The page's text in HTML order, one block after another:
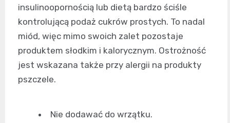
insulinoopornością lub dietą bardzo ściśle
kontrolującą podaż cukrów prostych. To nadal
miód, więc mimo swoich zalet pozostaje
produktem słodkim i kalorycznym. Ostrożność
jest wskazana także przy alergii na produkty
pszczele.
Nie dodawać do wrzątku.